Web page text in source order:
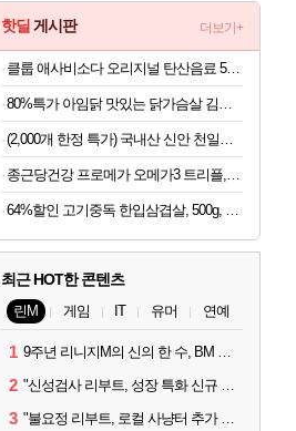
핫딜 게시판 더보기+
클룹 애사비소다 오리지널 탄산음료 500ml x 12개
64%할인 고기중독 한입삼겹살, 500g, 4개
최근 HOT한 콘텐츠
린M 게임 IT 유머 연예
1 9주년 리니지M의 신의 한 수, BM 장비 아데나 판매 예고
2 "신성검사 리부트, 성장 특화 신규 서버" 리니지M 3월 업데이트 예고
3 "불요정 리부트, 로컬 사냥터 추가 예정" 리니지M 9주년 업데이트 예고